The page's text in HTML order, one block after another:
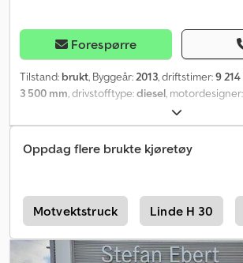
Forespørre
Tilstand: brukt, Byggeår:2013, driftstimer:9 214
3 500 mm, drivstofftype:diesel, motordesigner:
Oppdag flere brukte kjøretøy
Motvektstruck Linde H 30